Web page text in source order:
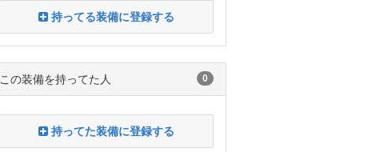
持ってる装備に登録する
この装備を持ってた人 0
持ってた装備に登録する